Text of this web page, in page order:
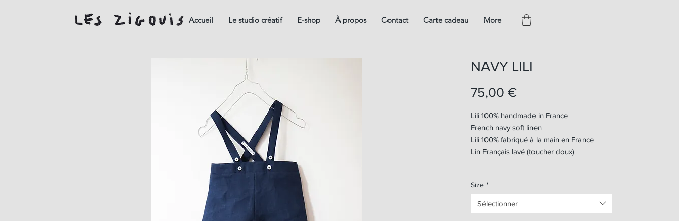
Accueil Le studio créatif E-shop À propos Contact Carte cadeau More
NAVY LILI
75,00 €
Lili 100% handmade in France
French navy soft linen
Lili 100% fabriqué à la main en France
Lin Français lavé (toucher doux)
Size *
Sélectionner